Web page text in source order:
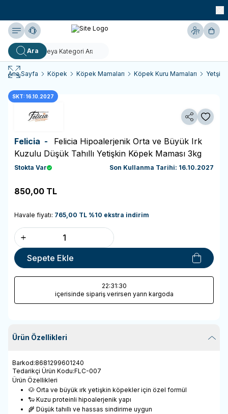
Yardım
Ara
Hesabım
Ana Sayfa Köpek Köpek Mamaları Köpek Kuru Mamaları
SKT: 16.10.2027
Paylaş
Felicia - Felicia Hipoalerjenik Orta ve Büyük Irk
Kuzulu Düşük Tahıllı Yetişkin Köpek Maması 3kg
Stokta Var Son Kullanma Tarihi: 16.10.2027
850,00 TL
Havale fiyatı: 765,00 TL %10 ekstra indirim
Sepete Ekle
22:31:30
içerisinde sipariş verirsen yarın kargoda
Ürün Özellikleri
Barkod:8681299601240
Tedarikçi Ürün Kodu:FLC-007
Ürün Özellikleri
🐶 Orta ve büyük ırk yetişkin köpekler için özel formül
🐑 Kuzu proteinli hipoalerjenik yapı
🌾 Düşük tahıllı ve hassas sindirime uygun